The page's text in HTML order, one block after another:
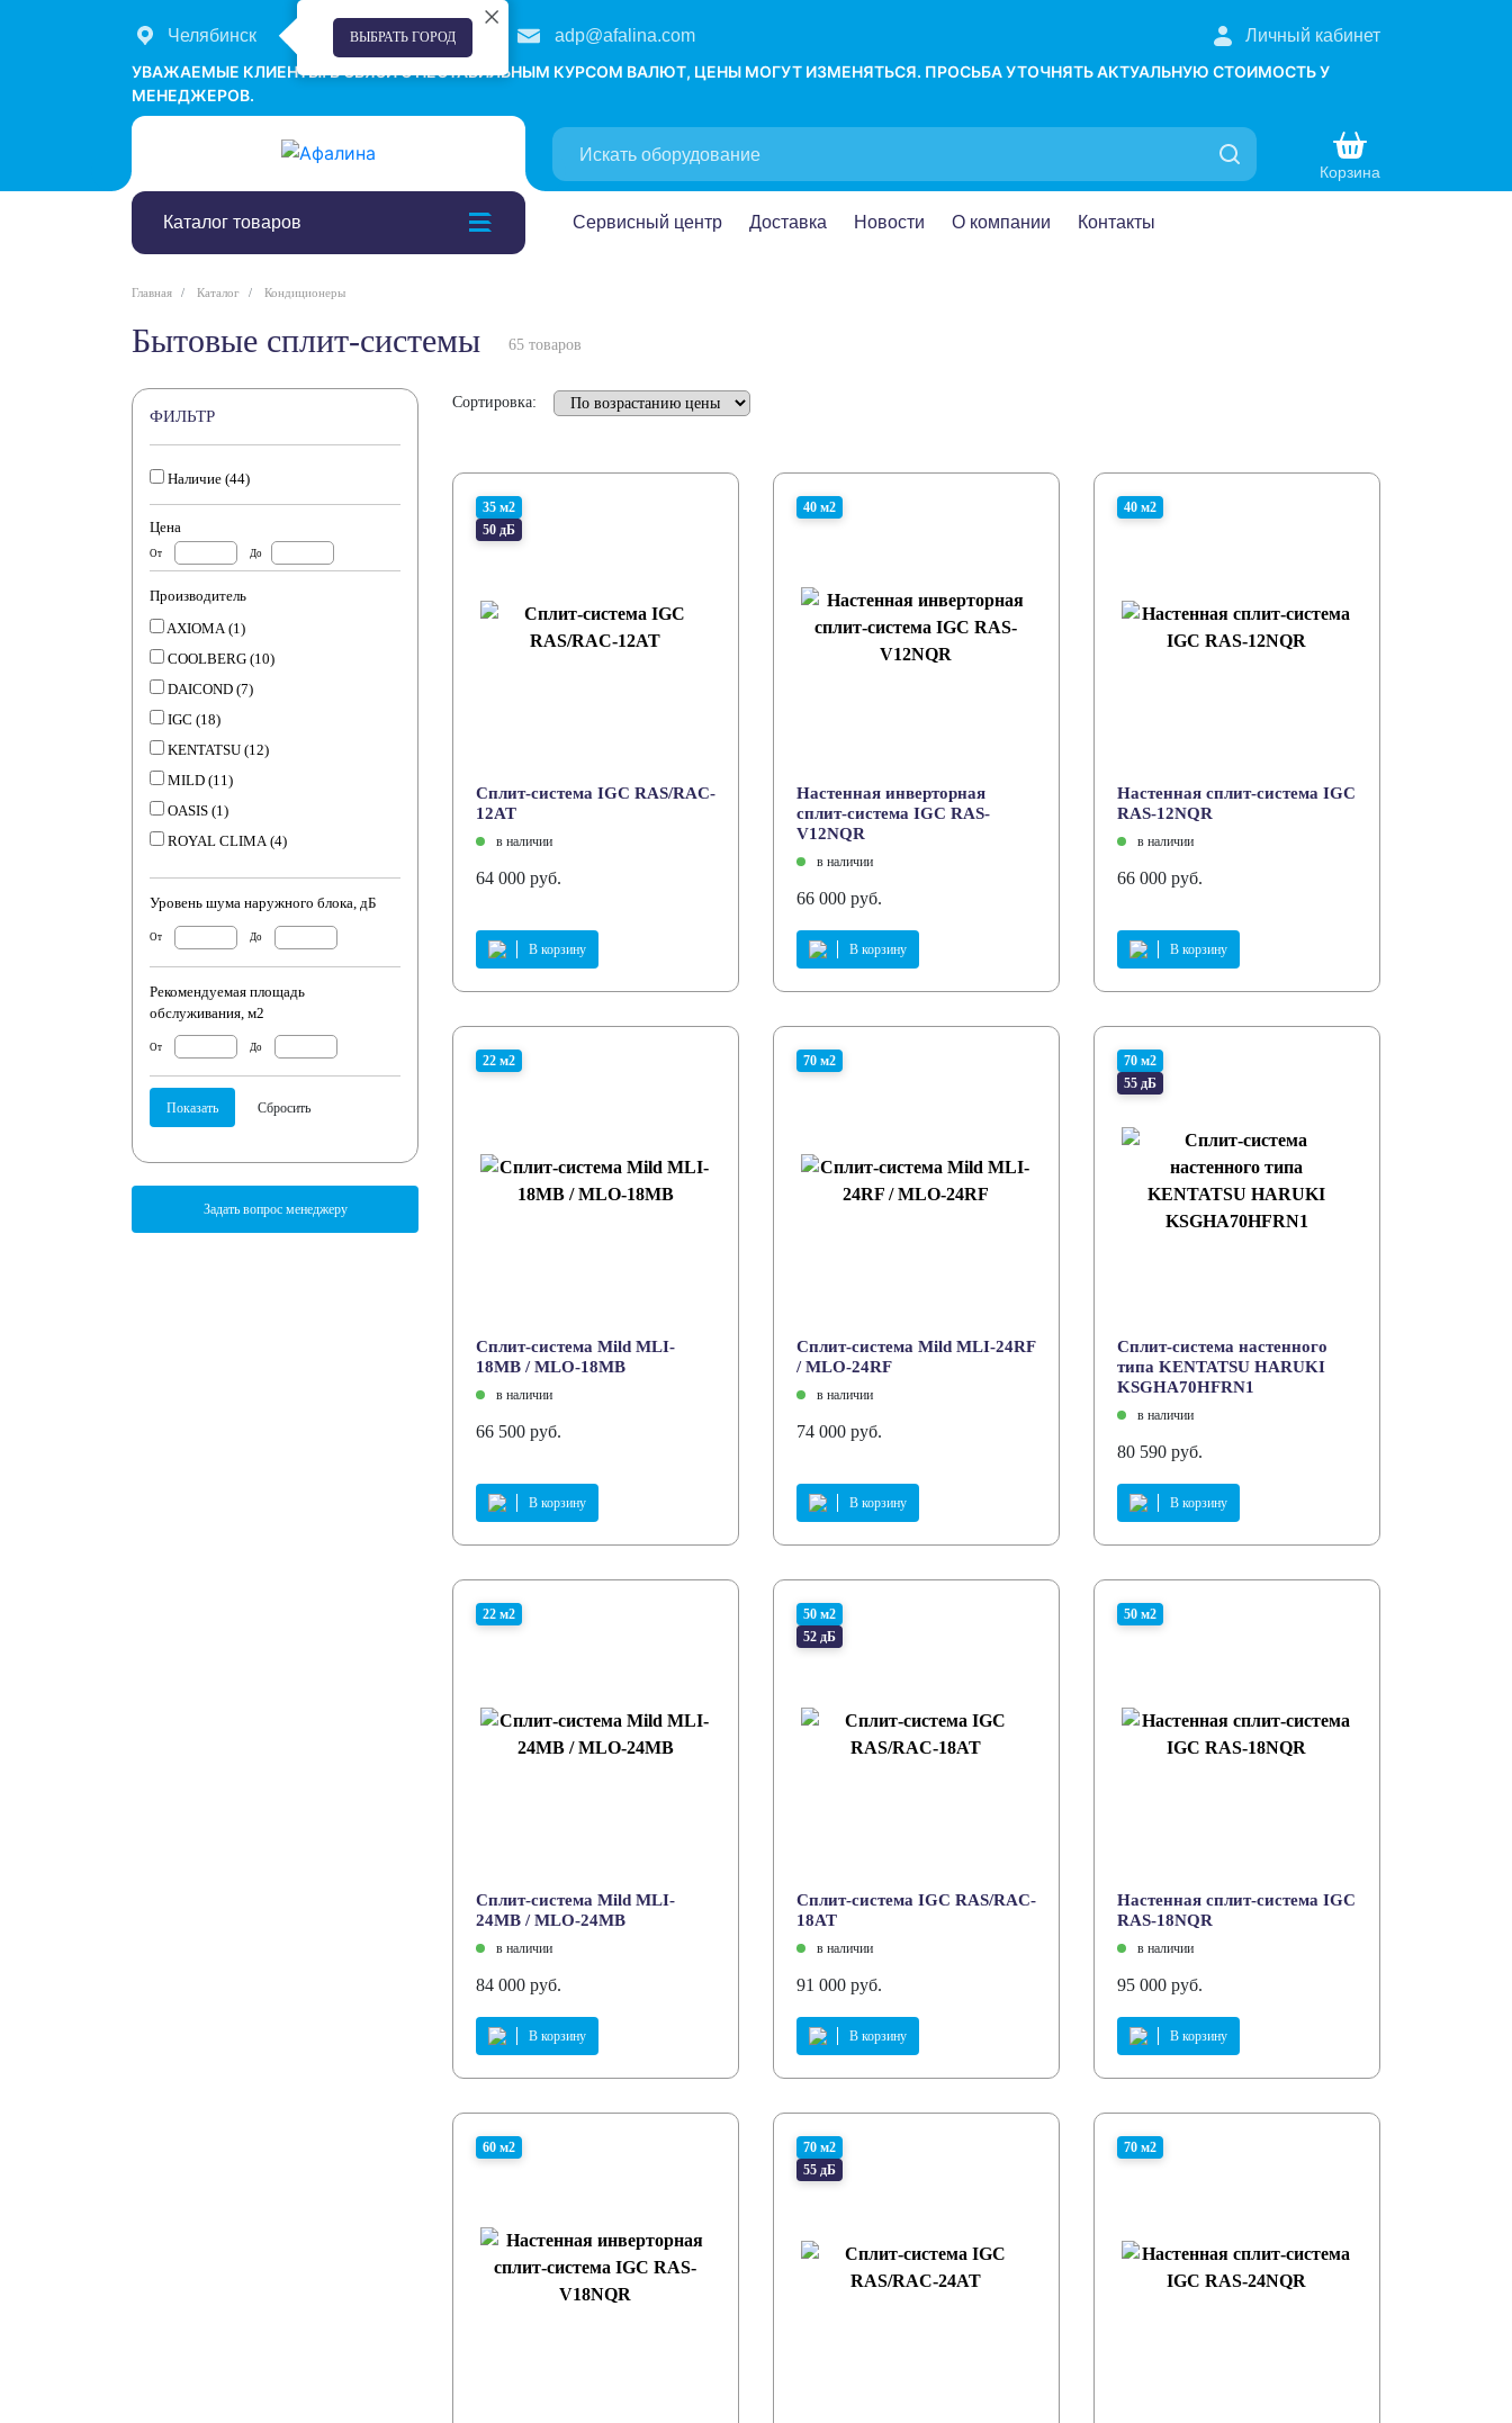
Челябинск ВЫБРАТЬ ГОРОД
+7 (351) 242-00-58 adp@afalina.com
Личный кабинет
УВАЖАЕМЫЕ КЛИЕНТЫ! В СВЯЗИ С НЕСТАБИЛЬНЫМ КУРСОМ ВАЛЮТ, ЦЕНЫ МОГУТ ИЗМЕНЯТЬСЯ. ПРОСЬБА УТОЧНЯТЬ АКТУАЛЬНУЮ СТОИМОСТЬ У
МЕНЕДЖЕРОВ.
Корзина
Каталог товаров Сервисный центр Доставка Новости О компании Контакты
Главная Каталог Кондиционеры
Бытовые сплит-системы 65 товаров
ФИЛЬТР
Наличие (44)
Цена
От До
Производитель
AXIOMA (1)
COOLBERG (10)
DAICOND (7)
IGC (18)
KENTATSU (12)
MILD (11)
OASIS (1)
ROYAL CLIMA (4)
Уровень шума наружного блока, дБ
От До
Рекомендуемая площадь
обслуживания, м2
От До
Задать вопрос менеджеру
Сортировка:
35 м2
50 дБ
Сплит-система IGC RAS/RAC-
12AT
в наличии
64 000 руб.
В корзину
40 м2
Настенная инверторная
сплит-система IGC RAS-
V12NQR
в наличии
66 000 руб.
В корзину
40 м2
Настенная сплит-система IGC
RAS-12NQR
в наличии
66 000 руб.
В корзину
22 м2
Cплит-система Mild MLI-
18MB / MLO-18MB
в наличии
66 500 руб.
В корзину
70 м2
Cплит-система Mild MLI-24RF
/ MLO-24RF
в наличии
74 000 руб.
В корзину
70 м2
55 дБ
Сплит-система настенного
типа KENTATSU HARUKI
KSGHA70HFRN1
в наличии
80 590 руб.
В корзину
22 м2
Cплит-система Mild MLI-
24MB / MLO-24MB
в наличии
84 000 руб.
В корзину
50 м2
52 дБ
Сплит-система IGC RAS/RAC-
18AT
в наличии
91 000 руб.
В корзину
50 м2
Настенная сплит-система IGC
RAS-18NQR
в наличии
95 000 руб.
В корзину
60 м2
70 м2
55 дБ
70 м2